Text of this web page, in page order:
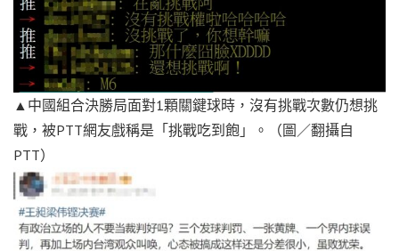
▲中國組合決勝局面對1顆關鍵球時，沒有挑戰次數仍想挑
戰，被PTT網友戲稱是「挑戰吃到飽」。（圖／翻攝自
PTT）